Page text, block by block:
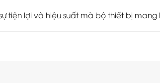
tiện lợi và hiệu suất mà bộ thiết bị mang